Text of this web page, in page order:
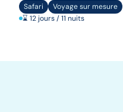
Safari
Voyage sur mesure
⌛ 12 jours / 11 nuits